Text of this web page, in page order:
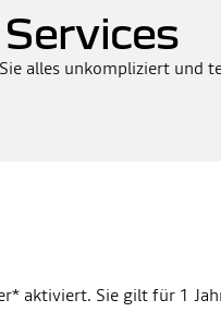
alles unkompliziert und
aktiviert. Sie gilt für 1